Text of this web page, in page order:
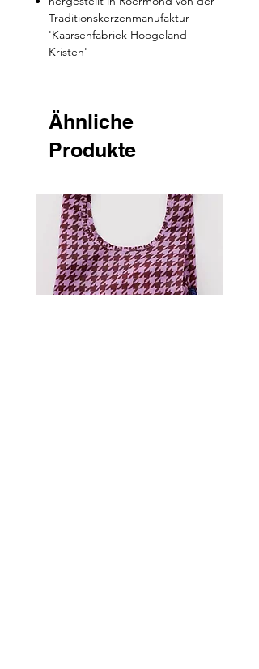
Traditionskerzenmanufaktur
'Kaarsenfabriek Hoogeland-
Kristen'
Ähnliche
Produkte